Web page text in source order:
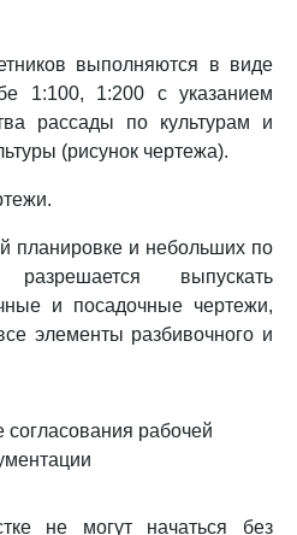
выполняются в виде
1:100, 1:200 с указанием
рассады по культурам и
(рисунок чертежа).
планировке и небольших по
выпускать
и посадочные чертежи,
элементы разбивочного и
рабочей
не могут начаться без